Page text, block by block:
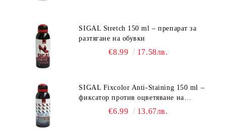
SIGAL Stretch 150 ml – препарат за
разтягане на обувки
€8.99 17.58лв.
SIGAL Fixcolor Anti-Staining 150 ml –
фиксатор против оцветяване на
€6.99 13.67лв.